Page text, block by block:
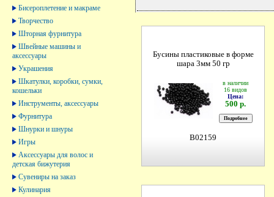
Бисероплетение и макраме
Творчество
Шторная фурнитура
Швейные машины и
аксессуары
Украшения
Шкатулки, коробки, сумки,
кошельки
Инструменты, аксессуары
Фурнитура
Шнурки и шнуры
Игры
Аксессуары для волос и
детская бижутерия
Сувениры на заказ
Кулинария
Бусины пластиковые в форме
шара 3мм 50 гр
в наличии
16 видов
Цена:
500 р.
B02159